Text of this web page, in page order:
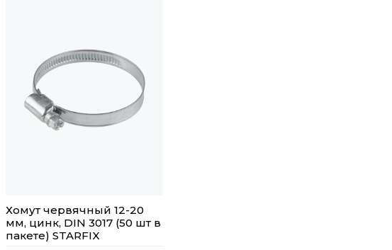
Хомут червячный 12-20
мм, цинк, DIN 3017 (50 шт в
пакете) STARFIX